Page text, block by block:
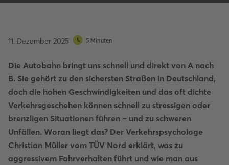
11. Dezember 2025 5 Minuten
Die Autobahn bringt uns schnell und direkt von A nach
B. Sie gehört zu den sichersten Straßen in Deutschland,
doch die hohen Geschwindigkeiten und das oft dichte
Verkehrsgeschehen können schnell zu stressigen oder
brenzligen Situationen führen – und zu schweren
Unfällen. Woran liegt das? Der Verkehrspsychologe
Christian Müller vom TÜV Nord erklärt, was zu
aggressivem Fahrverhalten führt und wie man aus